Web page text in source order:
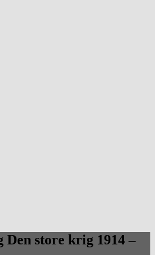
Den store krig 1914 –